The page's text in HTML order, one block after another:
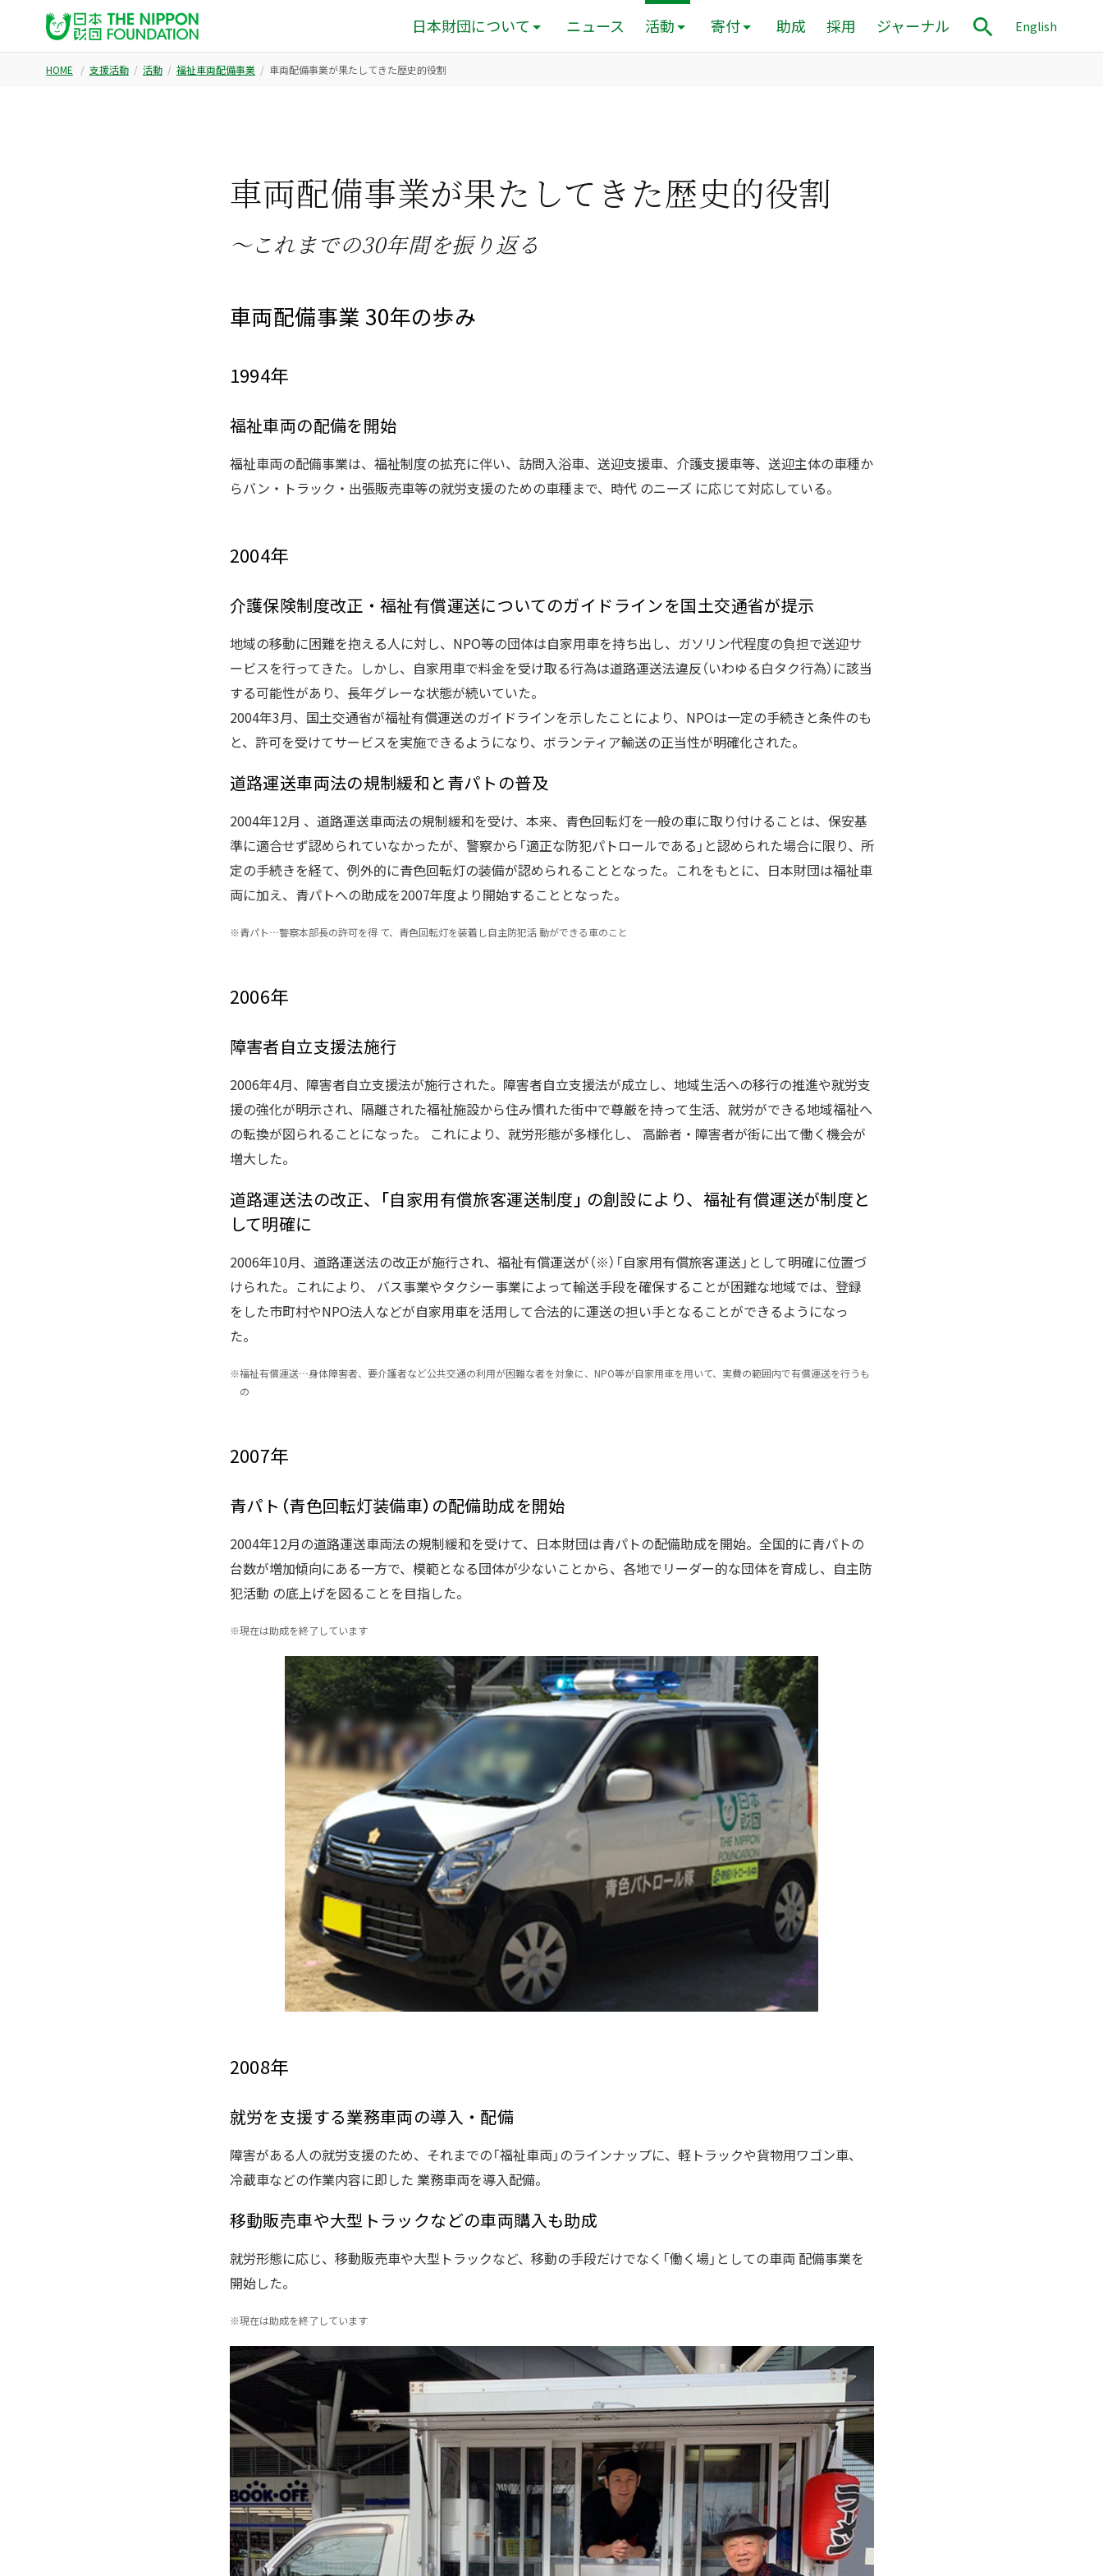
日本財団について ニュース 活動 寄付 助成 採用 ジャーナル English
HOME 支援活動 活動 福祉車両配備事業 車両配備事業が果たしてきた歴史的役割
車両配備事業が果たしてきた歴史的役割
～これまでの30年間を振り返る
車両配備事業 30年の歩み
1994年
福祉車両の配備を開始
福祉車両の配備事業は、福祉制度の拡充に伴い、訪問入浴車、送迎支援車、介護支援車等、送迎主体の車種か
らバン・トラック・出張販売車等の就労支援のための車種まで、時代 のニーズ に応じて対応している。
2004年
介護保険制度改正・福祉有償運送についてのガイドラインを国土交通省が提示
地域の移動に困難を抱える人に対し、NPO等の団体は自家用車を持ち出し、ガソリン代程度の負担で送迎サ
ービスを行ってきた。しかし、自家用車で料金を受け取る行為は道路運送法違反（いわゆる白タク行為）に該当
する可能性があり、長年グレーな状態が続いていた。
2004年3月、国土交通省が福祉有償運送のガイドラインを示したことにより、NPOは一定の手続きと条件のも
と、許可を受けてサービスを実施できるようになり、ボランティア輸送の正当性が明確化された。
道路運送車両法の規制緩和と青パトの普及
2004年12月 、道路運送車両法の規制緩和を受け、本来、青色回転灯を一般の車に取り付けることは、保安基
準に適合せず認められていなかったが、警察から「適正な防犯パトロールである」と認められた場合に限り、所
定の手続きを経て、例外的に青色回転灯の装備が認められることとなった。これをもとに、日本財団は福祉車
両に加え、青パトへの助成を2007年度より開始することとなった。
※青パト…警察本部長の許可を得 て、青色回転灯を装着し自主防犯活 動ができる車のこと
2006年
障害者自立支援法施行
2006年4月、障害者自立支援法が施行された。障害者自立支援法が成立し、地域生活への移行の推進や就労支
援の強化が明示され、隔離された福祉施設から住み慣れた街中で尊厳を持って生活、就労ができる地域福祉へ
の転換が図られることになった。 これにより、就労形態が多様化し、 高齢者・障害者が街に出て働く機会が
増大した。
道路運送法の改正、「自家用有償旅客運送制度」 の創設により、福祉有償運送が制度と
して明確に
2006年10月、道路運送法の改正が施行され、福祉有償運送が（※）「自家用有償旅客運送」として明確に位置づ
けられた。これにより、 バス事業やタクシー事業によって輸送手段を確保することが困難な地域では、登録
をした市町村やNPO法人などが自家用車を活用して合法的に運送の担い手となることができるようになっ
た。
※福祉有償運送…身体障害者、要介護者など公共交通の利用が困難な者を対象に、NPO等が自家用車を用いて、実費の範囲内で有償運送を行うも
の
2007年
青パト（青色回転灯装備車）の配備助成を開始
2004年12月の道路運送車両法の規制緩和を受けて、日本財団は青パトの配備助成を開始。全国的に青パトの
台数が増加傾向にある一方で、模範となる団体が少ないことから、各地でリーダー的な団体を育成し、自主防
犯活動 の底上げを図ることを目指した。
※現在は助成を終了しています
2008年
就労を支援する業務車両の導入・配備
障害がある人の就労支援のため、それまでの「福祉車両」のラインナップに、軽トラックや貨物用ワゴン車、
冷蔵車などの作業内容に即した 業務車両を導入配備。
移動販売車や大型トラックなどの車両購入も助成
就労形態に応じ、移動販売車や大型トラックなど、移動の手段だけでなく「働く場」としての車両 配備事業を
開始した。
※現在は助成を終了しています